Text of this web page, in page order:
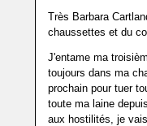
Très Barbara
chaussettes et du
J'entame ma
toujours dans ma
prochain pour tuer
toute ma laine
aux hostilités, je